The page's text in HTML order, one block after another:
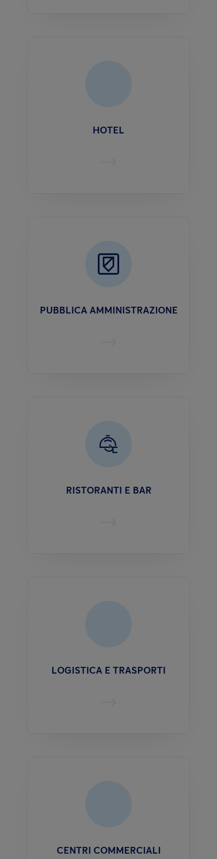
HOTEL
PUBBLICA AMMINISTRAZIONE
RISTORANTI E BAR
LOGISTICA E TRASPORTI
CENTRI COMMERCIALI